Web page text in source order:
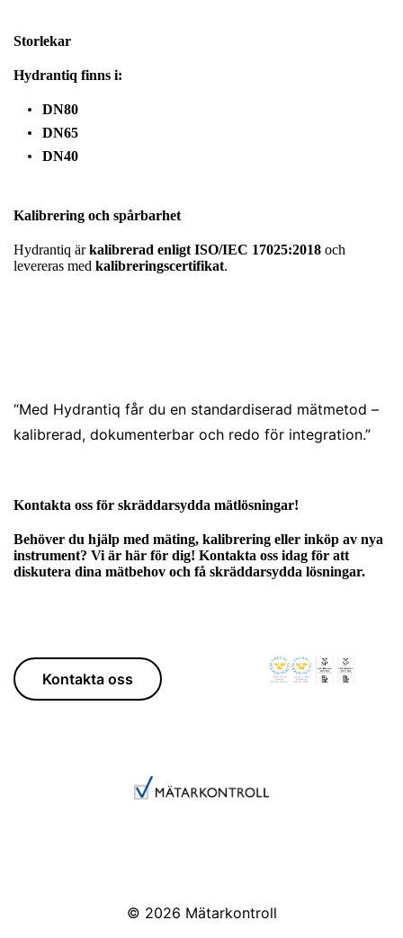
Storlekar
Hydrantiq finns i:
DN80
DN65
DN40
Kalibrering och spårbarhet
Hydrantiq ärkalibrerad enligt ISO/IEC 17025:2018 och
levereras med kalibreringscertifikat.
“Med Hydrantiq får du en standardiserad mätmetod –
kalibrerad, dokumenterbar och redo för integration.”
Kontakta oss för skräddarsydda mätlösningar!
Behöver du hjälp med mäting, kalibrering eller inköp av nya
instrument? Vi är här för dig! Kontakta oss idag för att
diskutera dina mätbehov och få skräddarsydda lösningar.
Kontakta oss
© 2026 Mätarkontroll